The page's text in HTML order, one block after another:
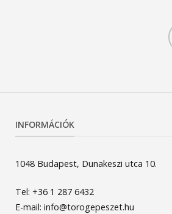
INFORMÁCIÓK
1048 Budapest, Dunakeszi utca 10.
Tel: +36 1 287 6432
E-mail: info@torogepeszet.hu